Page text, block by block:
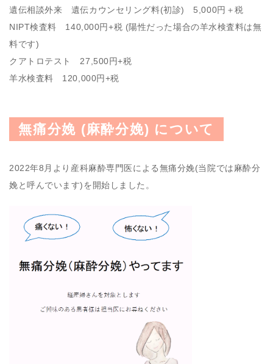
遺伝相談外来 遺伝カウンセリング料(初診) 5,000円＋税
NIPT検査料 140,000円+税 (陽性だった場合の羊水検査料は無
料です)
クアトロテスト 27,500円+税
羊水検査料 120,000円+税
無痛分娩 (麻酔分娩) について
2022年8月より産科麻酔専門医による無痛分娩(当院では麻酔分
娩と呼んでいます)を開始しました。